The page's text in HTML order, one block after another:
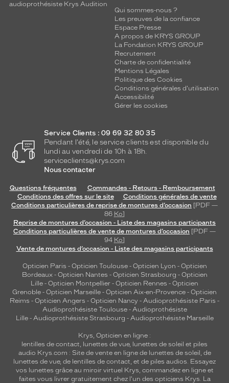
audioprothésiste Krys Audition
Qui sommes-nous ?
Les preuves de la confiance
Espace Presse
A propos de KRYS GROUP
La Fondation KRYS GROUP
Recrutement
Charte de confidentialité
Mentions Légales
Politique des Cookies
Conditions générales d'utilisation
Accessibilité
Gérer les cookies
Service Clients : 09 69 32 80 35
Pendant l'été, le service clients est disponible du
lundi au vendredi de 10h à 18h.
serviceclients@krys.com
Nous contacter
Questions fréquentes
Commandes - Retours - Remboursement
Conditions des offres sur le site
Conditions générales de vente
Conditions particulières de reprise de montures d’occasion [PDF —
86 Ko]
Reprise de montures d’occasion - Liste des magasins participants
Conditions particulières de vente de montures d’occasion [PDF —
94 Ko]
Vente de montures d’occasion - Liste des magasins participants
Opticien Paris - Opticien Toulouse- Opticien Lyon - Opticien
Bordeaux- Opticien Nantes - Opticien Strasbourg - Opticien
Lille - Opticien Montpellier - Opticien Rennes - Opticien
Grenoble - Opticien Marseille - Opticien Aix-en-Provence - Opticien
Reims - Opticien Angers - Opticien Nancy - Audioprothésiste Paris -
Audioprothésiste Toulouse- Audioprothésiste
Lille- Audioprothésiste Strasbourg - Audioprothésiste Marseille
Krys, Opticien en ligne :
lentilles de contact, lunettes de vue, lunettes de soleil et piles
audio Krys.com : Site de vente en ligne de lunettes de soleil, de
lunettes de vue, de lentilles de contact, et de piles audios. Essayez
vos lunettes grâce au miroir virtuel Krys, commandez en ligne et
faites vous livrer gratuitement chez l'un des opticiens Krys. La